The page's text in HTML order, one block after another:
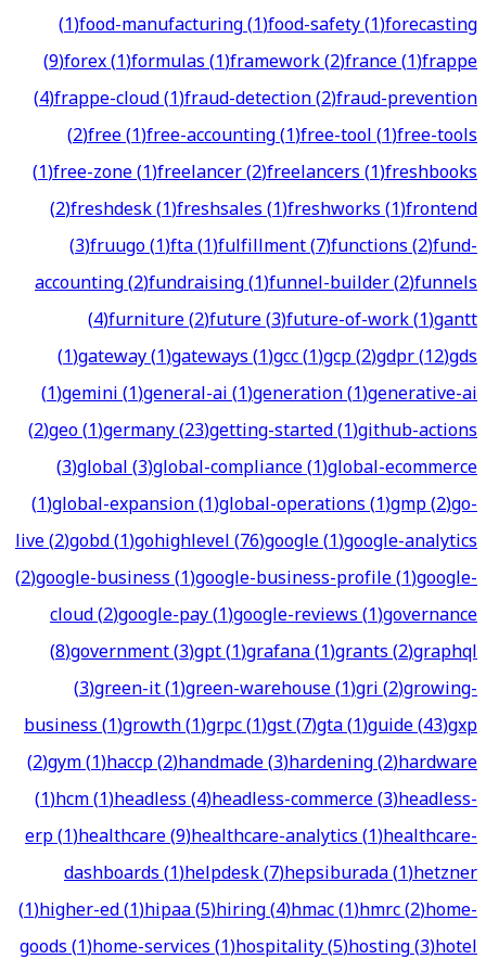
(1)food-manufacturing(1)food-safety(1)forecasting
(9)forex(1)formulas(1)framework(2)france(1)frappe
(4)frappe-cloud(1)fraud-detection(2)fraud-prevention
(2)free(1)free-accounting(1)free-tool(1)free-tools
(1)free-zone(1)freelancer(2)freelancers(1)freshbooks
(2)freshdesk(1)freshsales(1)freshworks(1)frontend
(3)fruugo(1)fta(1)fulfillment(7)functions(2)fund-
accounting(2)fundraising(1)funnel-builder(2)funnels
(4)furniture(2)future(3)future-of-work(1)gantt
(1)gateway(1)gateways(1)gcc(1)gcp(2)gdpr(12)gds
(1)gemini(1)general-ai(1)generation(1)generative-ai
(2)geo(1)germany(23)getting-started(1)github-actions
(3)global(3)global-compliance(1)global-ecommerce
(1)global-expansion(1)global-operations(1)gmp(2)go-
live(2)gobd(1)gohighlevel(76)google(1)google-analytics
(2)google-business(1)google-business-profile(1)google-
cloud(2)google-pay(1)google-reviews(1)governance
(8)government(3)gpt(1)grafana(1)grants(2)graphql
(3)green-it(1)green-warehouse(1)gri(2)growing-
business(1)growth(1)grpc(1)gst(7)gta(1)guide(43)gxp
(2)gym(1)haccp(2)handmade(3)hardening(2)hardware
(1)hcm(1)headless(4)headless-commerce(3)headless-
erp(1)healthcare(9)healthcare-analytics(1)healthcare-
dashboards(1)helpdesk(7)hepsiburada(1)hetzner
(1)higher-ed(1)hipaa(5)hiring(4)hmac(1)hmrc(2)home-
goods(1)home-services(1)hospitality(5)hosting(3)hotel